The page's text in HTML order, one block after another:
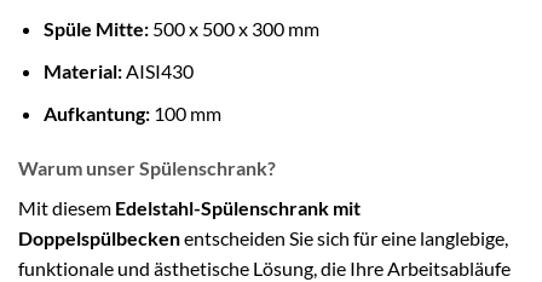
Spüle Mitte:500 x 500 x 300 mm
Material:AISI430
Aufkantung:100 mm
Warum unser Spülenschrank?
Mit diesem Edelstahl-Spülenschrank mit
Doppelspülbeckenentscheiden Sie sich für eine langlebige,
funktionale und ästhetische Lösung, die Ihre Arbeitsabläufe